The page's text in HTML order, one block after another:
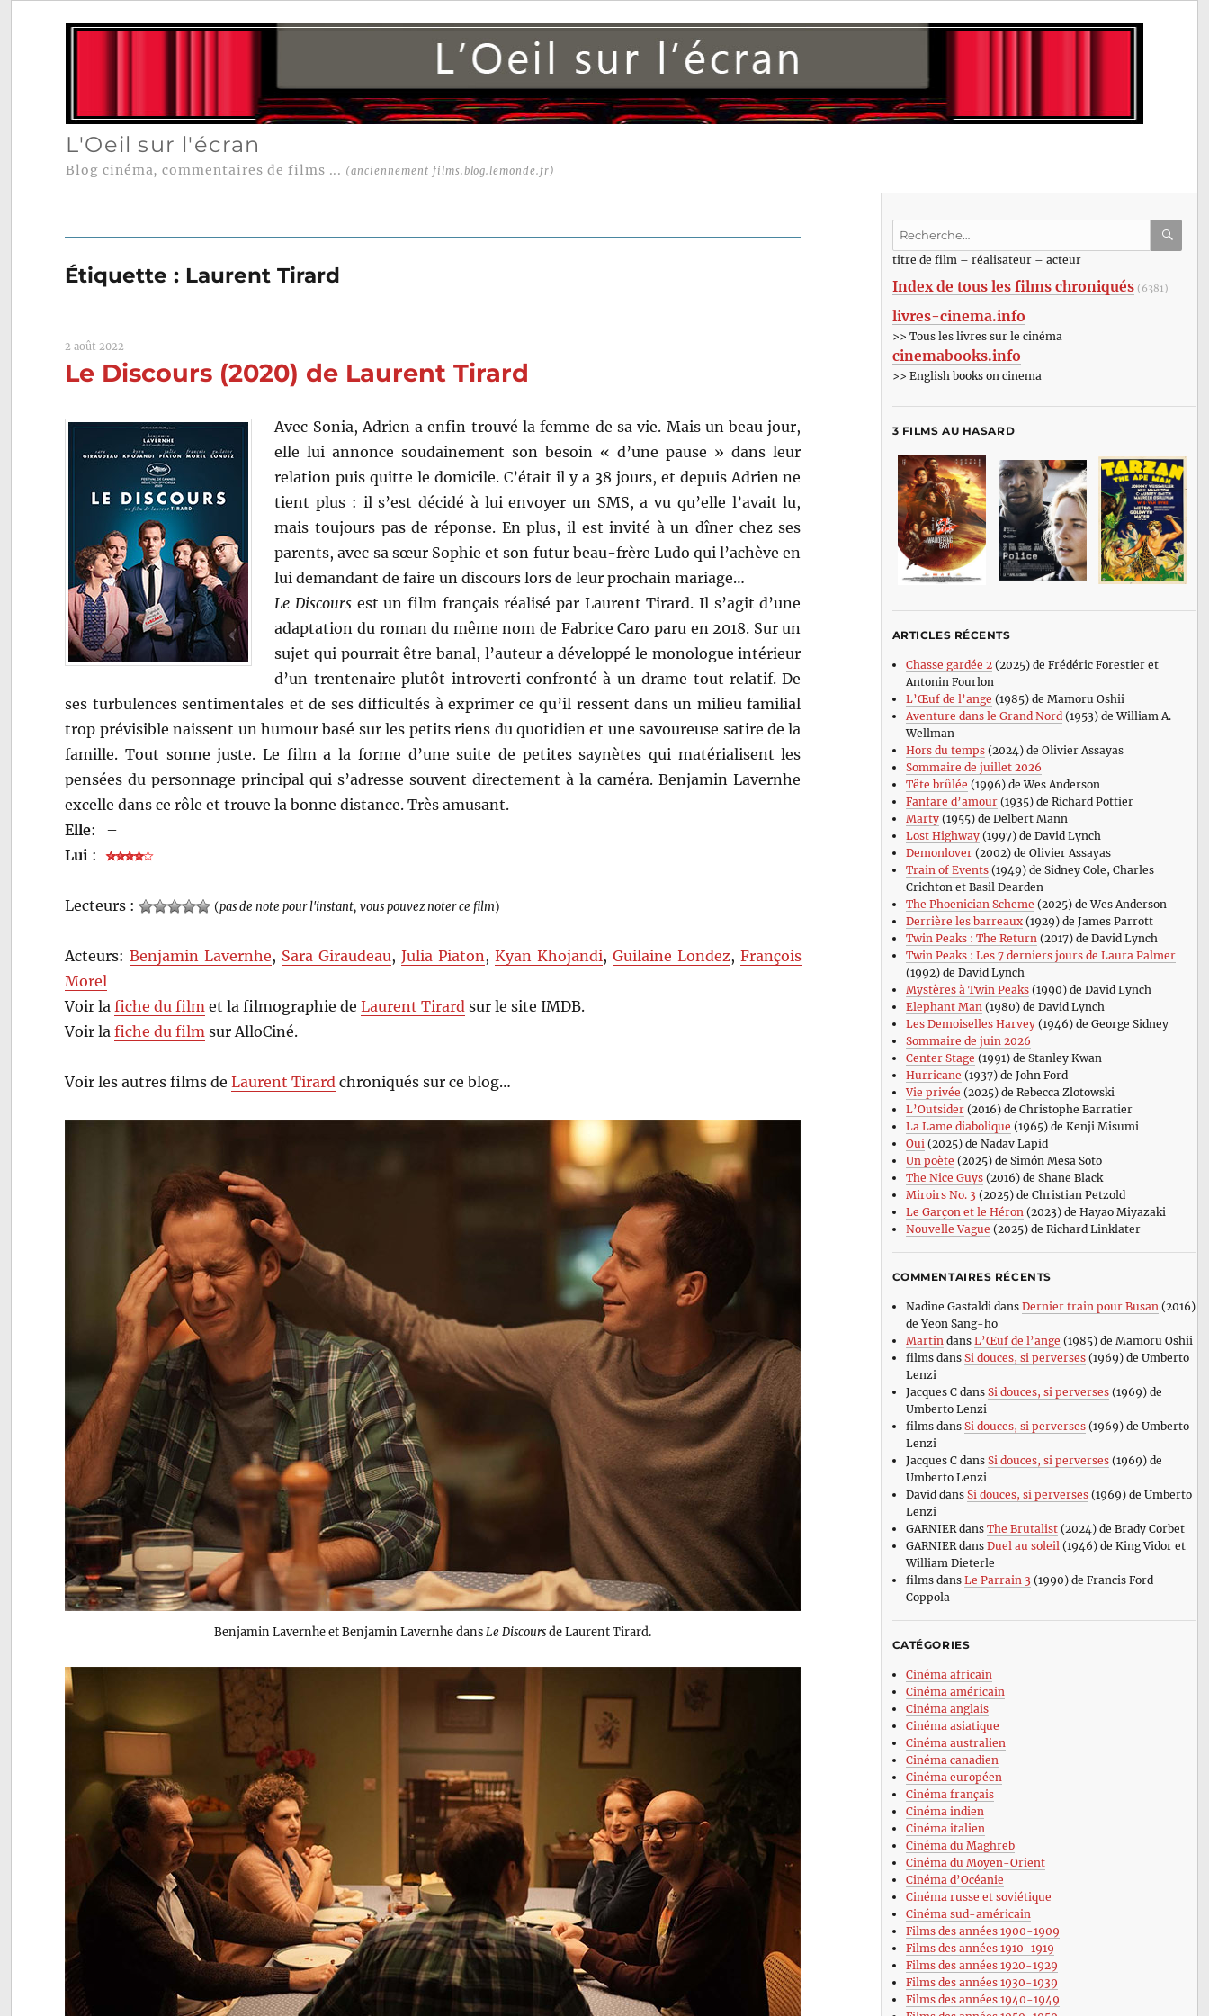
L'Oeil sur l'écran
Blog cinéma, commentaires de films ... (anciennement films.blog.lemonde.fr)
Étiquette : Laurent Tirard
2 août 2022
Le Discours (2020) de Laurent Tirard
Avec Sonia, Adrien a enfin trouvé la femme de sa vie. Mais un beau jour,
elle lui annonce soudainement son besoin « d’une pause » dans leur
relation puis quitte le domicile. C’était il y a 38 jours, et depuis Adrien ne
tient plus : il s’est décidé à lui envoyer un SMS, a vu qu’elle l’avait lu,
mais toujours pas de réponse. En plus, il est invité à un dîner chez ses
parents, avec sa sœur Sophie et son futur beau-frère Ludo qui l’achève en
lui demandant de faire un discours lors de leur prochain mariage…
Le Discoursest un film français réalisé par Laurent Tirard. Il s’agit d’une
adaptation du roman du même nom de Fabrice Caro paru en 2018. Sur un
sujet qui pourrait être banal, l’auteur a développé le monologue intérieur
d’un trentenaire plutôt introverti confronté à un drame tout relatif. De
ses turbulences sentimentales et de ses difficultés à exprimer ce qu’il ressent dans un milieu familial
trop prévisible naissent un humour basé sur les petits riens du quotidien et une savoureuse satire de la
famille. Tout sonne juste. Le film a la forme d’une suite de petites saynètes qui matérialisent les
pensées du personnage principal qui s’adresse souvent directement à la caméra. Benjamin Lavernhe
excelle dans ce rôle et trouve la bonne distance. Très amusant.
Elle:
–
Lui :
Lecteurs : (pas de note pour l'instant, vous pouvez noter ce film)
Acteurs:Benjamin Lavernhe, Sara Giraudeau, Julia Piaton , Kyan Khojandi, Guilaine Londez, François
Morel
Voir lafiche du film et la filmographie deLaurent Tirard sur le site IMDB.
Voir lafiche du film sur AlloCiné.
Voir les autres films deLaurent Tirard chroniqués sur ce blog…
Benjamin Lavernhe et Benjamin Lavernhe dans Le Discoursde Laurent Tirard.
Recherche
:titre de film – réalisateur – acteur
Index de tous les films chroniqués (6381)
livres-cinema.info
>> Tous les livres sur le cinéma
cinemabooks.info
>> English books on cinema
3 FILMS AU HASARD
ARTICLES RÉCENTS
Chasse gardée 2(2025) de Frédéric Forestier et
Antonin Fourlon
L’Œuf de l’ange (1985) de Mamoru Oshii
Aventure dans le Grand Nord(1953) de William A.
Wellman
Hors du temps(2024) de Olivier Assayas
Sommaire de juillet 2026
Tête brûlée (1996) de Wes Anderson
Fanfare d’amour(1935) de Richard Pottier
Marty(1955) de Delbert Mann
Lost Highway(1997) de David Lynch
Demonlover(2002) de Olivier Assayas
Train of Events(1949) de Sidney Cole, Charles
Crichton et Basil Dearden
The Phoenician Scheme (2025) de Wes Anderson
Derrière les barreaux(1929) de James Parrott
Twin Peaks : The Return(2017) de David Lynch
Twin Peaks : Les 7 derniers jours de Laura Palmer
(1992) de David Lynch
Mystères à Twin Peaks(1990) de David Lynch
Elephant Man(1980) de David Lynch
Les Demoiselles Harvey(1946) de George Sidney
Sommaire de juin 2026
Center Stage (1991) de Stanley Kwan
Hurricane (1937) de John Ford
Vie privée (2025) de Rebecca Zlotowski
L’Outsider(2016) de Christophe Barratier
La Lame diabolique (1965) de Kenji Misumi
Oui(2025) de Nadav Lapid
Un poète (2025) de Simón Mesa Soto
The Nice Guys(2016) de Shane Black
Miroirs No. 3 (2025) de Christian Petzold
Le Garçon et le Héron(2023) de Hayao Miyazaki
Nouvelle Vague (2025) de Richard Linklater
COMMENTAIRES RÉCENTS
Nadine Gastaldi dans Dernier train pour Busan (2016)
de Yeon Sang-ho
Martin dans L’Œuf de l’ange (1985) de Mamoru Oshii
filmsdans Si douces, si perverses(1969) de Umberto
Lenzi
Jacques Cdans Si douces, si perverses(1969) de
Umberto Lenzi
filmsdans Si douces, si perverses(1969) de Umberto
Lenzi
Jacques Cdans Si douces, si perverses(1969) de
Umberto Lenzi
David dans Si douces, si perverses(1969) de Umberto
Lenzi
GARNIERdans The Brutalist(2024) de Brady Corbet
GARNIERdans Duel au soleil (1946) de King Vidor et
William Dieterle
filmsdans Le Parrain 3 (1990) de Francis Ford
Coppola
CATÉGORIES
Cinéma africain
Cinéma américain
Cinéma anglais
Cinéma asiatique
Cinéma australien
Cinéma canadien
Cinéma européen
Cinéma français
Cinéma indien
Cinéma italien
Cinéma du Maghreb
Cinéma du Moyen-Orient
Cinéma d’Océanie
Cinéma russe et soviétique
Cinéma sud-américain
Films des années 1900-1909
Films des années 1910-1919
Films des années 1920-1929
Films des années 1930-1939
Films des années 1940-1949